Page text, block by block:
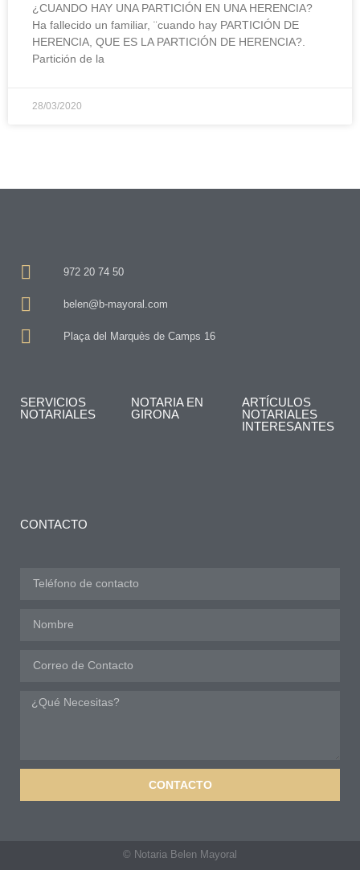
¿CUANDO HAY UNA PARTICIÓN EN UNA HERENCIA?
Ha fallecido un familiar, ¨cuando hay PARTICIÓN DE
HERENCIA, QUE ES LA PARTICIÓN DE HERENCIA?.
Partición de la
28/03/2020
972 20 74 50
belen@b-mayoral.com
Plaça del Marquès de Camps 16
SERVICIOS
NOTARIALES
NOTARIA EN
GIRONA
ARTÍCULOS
NOTARIALES
INTERESANTES
CONTACTO
CONTACTO
© Notaria Belen Mayoral